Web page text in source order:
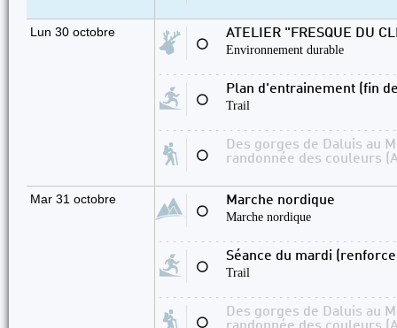
Lun 30 octobre
⚪
ATELIER "FRESQUE DU
Environnement durable
⚪
Plan d'entrainement (fin
Trail
⚪
Des gorges de Daluis au
randonnée des couleurs
Mar 31 octobre
⚪
Marche nordique
Marche nordique
⚪
Séance du mardi
Trail
⚪
Des gorges de Daluis au